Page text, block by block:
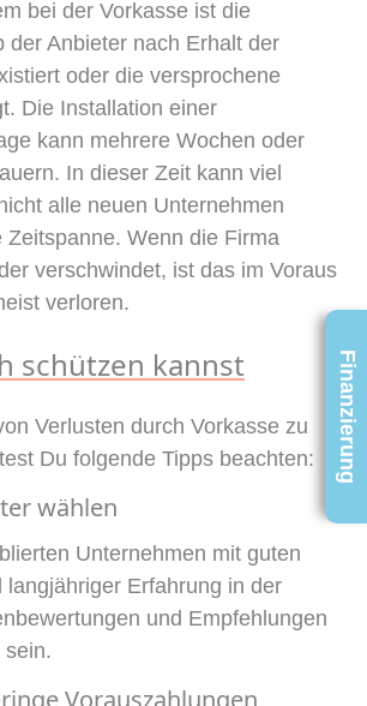
bei der Vorkasse ist die
der Anbieter nach Erhalt der
oder die versprochene
Die Installation einer
kann mehrere Wochen oder
In dieser Zeit kann viel
alle neuen Unternehmen
Zeitspanne. Wenn die Firma
verschwindet, ist das im Voraus
verloren.
schützen kannst
Verlusten durch Vorkasse zu
Du folgende Tipps beachten:
wählen
Unternehmen mit guten
langjähriger Erfahrung in der
und Empfehlungen
sein.
Vorauszahlungen
Finanzierung